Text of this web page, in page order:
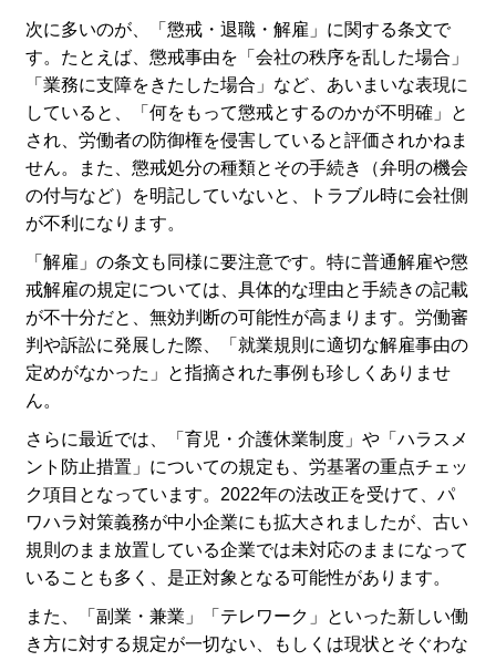
次に多いのが、「懲戒・退職・解雇」に関する条文で
す。たとえば、懲戒事由を「会社の秩序を乱した場合」
「業務に支障をきたした場合」など、あいまいな表現に
していると、「何をもって懲戒とするのかが不明確」と
され、労働者の防御権を侵害していると評価されかねま
せん。また、懲戒処分の種類とその手続き（弁明の機会
の付与など）を明記していないと、トラブル時に会社側
が不利になります。
「解雇」の条文も同様に要注意です。特に普通解雇や懲
戒解雇の規定については、具体的な理由と手続きの記載
が不十分だと、無効判断の可能性が高まります。労働審
判や訴訟に発展した際、「就業規則に適切な解雇事由の
定めがなかった」と指摘された事例も珍しくありませ
ん。
さらに最近では、「育児・介護休業制度」や「ハラスメ
ント防止措置」についての規定も、労基署の重点チェッ
ク項目となっています。2022年の法改正を受けて、パ
ワハラ対策義務が中小企業にも拡大されましたが、古い
規則のまま放置している企業では未対応のままになって
いることも多く、是正対象となる可能性があります。
また、「副業・兼業」「テレワーク」といった新しい働
き方に対する規定が一切ない、もしくは現状とそぐわな